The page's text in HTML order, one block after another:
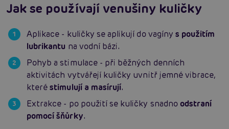
Jak se používají venušiny kuličky
Aplikace - kuličky se aplikují do vagíny s použitím
lubrikantu na vodní bázi.
Pohyb a stimulace - při běžných denních
aktivitách vytvářejí kuličky uvnitř jemné vibrace,
kteréstimulují a masírují.
Extrakce - po použití se kuličky snadno odstraní
pomocí šňůrky.